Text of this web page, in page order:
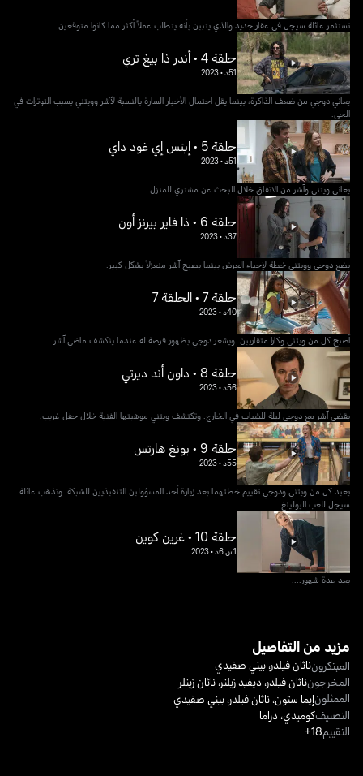
تستثمر عائلة سيجل في عقار جديد والذي يتبين بأنه يتطلب عملاً أكثر مما كانوا متوقعين.
حلقة 4 • أندر ذا بيغ تري
51د •
2023
يعاني دوجي من ضعف الذاكرة، بينما يقل احتمال الأخبار السارة بالنسبة لآشر وويتني بسبب التوترات في
الحي.
حلقة 5 • إيتس إي غود داي
51د •
2023
يعاني ويتني وآشر من الاتفاق خلال البحث عن مشتري للمنزل.
حلقة 6 • ذا فاير بيرنز أون
37د •
2023
يضع دوجي وويتني خطة لإحياء العرض بينما يصبح آشر منعزلاً بشكل كبير.
حلقة 7 • الحلقة 7
40د •
2023
أصبح كل من ويتني وكارا متقاربين. ويشعر دوجي بظهور فرصة له عندما ينكشف ماضي آشر.
حلقة 8 • داون أند ديرتي
56د •
2023
يقضي آشر مع دوجي ليلة للشباب في الخارج. وتكتشف ويتني موهبتها الفنية خلال حفل غريب.
حلقة 9 • يونغ هارتس
55د •
2023
يعيد كل من ويتني ودوجي تقييم خطتهما بعد زيارة أحد المسؤولين التنفيذيين للشبكة. وتذهب عائلة
سيجل للعب البولينغ
حلقة 10 • غرين كوين
1س 6د •
2023
بعد عدة شهور....
مزيد من التفاصيل
المبتكرونناثان فيلدر،بيني صفيدي
المخرجونناثان فيلدر، ديفيد زيلنر،ناثان زينلر
الممثلونإيما ستون،ناثان فيلدر،بيني صفيدي
التصنيفكوميدي، دراما
التقييم18+